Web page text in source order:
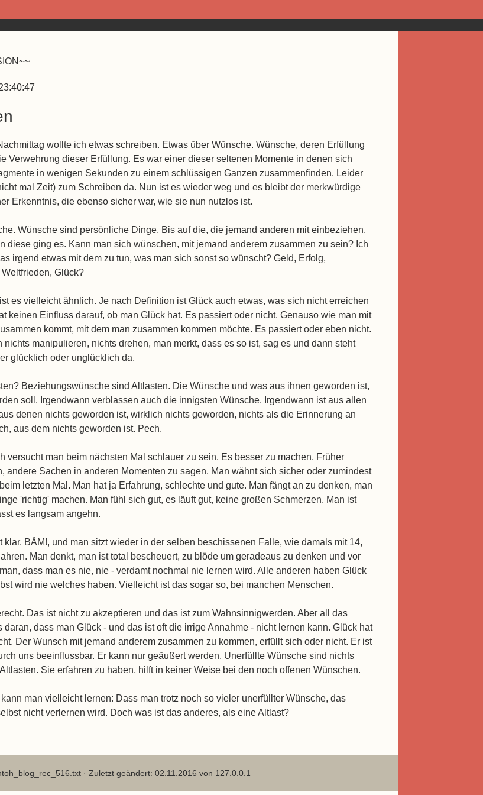
wollte ich etwas schreiben. Etwas über Wünsche. Wünsche, deren Erfüllung
Verwehrung dieser Erfüllung. Es war einer dieser seltenen Momente in denen sich
in wenigen Sekunden zu einem schlüssigen Ganzen zusammenfinden. Leider
mal Zeit) zum Schreiben da. Nun ist es wieder weg und es bleibt der merkwürdige
Erkenntnis, die ebenso sicher war, wie sie nun nutzlos ist.
Wünsche sind persönliche Dinge. Bis auf die, die jemand anderen mit einbeziehen.
diese ging es. Kann man sich wünschen, mit jemand anderem zusammen zu sein? Ich
irgend etwas mit dem zu tun, was man sich sonst so wünscht? Geld, Erfolg,
Glück?
es vielleicht ähnlich. Je nach Definition ist Glück auch etwas, was sich nicht erreichen
keinen Einfluss darauf, ob man Glück hat. Es passiert oder nicht. Genauso wie man mit
kommt, mit dem man zusammen kommen möchte. Es passiert oder eben nicht.
nichts manipulieren, nichts drehen, man merkt, dass es so ist, sag es und dann steht
glücklich oder unglücklich da.
Beziehungswünsche sind Altlasten. Die Wünsche und was aus ihnen geworden ist,
soll. Irgendwann verblassen auch die innigsten Wünsche. Irgendwann ist aus allen
denen nichts geworden ist, wirklich nichts geworden, nichts als die Erinnerung an
aus dem nichts geworden ist. Pech.
versucht man beim nächsten Mal schlauer zu sein. Es besser zu machen. Früher
andere Sachen in anderen Momenten zu sagen. Man wähnt sich sicher oder zumindest
letzten Mal. Man hat ja Erfahrung, schlechte und gute. Man fängt an zu denken, man
'richtig' machen. Man fühl sich gut, es läuft gut, keine großen Schmerzen. Man ist
es langsam angehn.
klar. BÄM!, und man sitzt wieder in der selben beschissenen Falle, wie damals mit 14,
Man denkt, man ist total bescheuert, zu blöde um geradeaus zu denken und vor
dass man es nie, nie - verdamt nochmal nie lernen wird. Alle anderen haben Glück
wird nie welches haben. Vielleicht ist das sogar so, bei manchen Menschen.
Das ist nicht zu akzeptieren und das ist zum Wahnsinnigwerden. Aber all das
daran, dass man Glück - und das ist oft die irrige Annahme - nicht lernen kann. Glück hat
Der Wunsch mit jemand anderem zusammen zu kommen, erfüllt sich oder nicht. Er ist
uns beeinflussbar. Er kann nur geäußert werden. Unerfüllte Wünsche sind nichts
Sie erfahren zu haben, hilft in keiner Weise bei den noch offenen Wünschen.
man vielleicht lernen: Dass man trotz noch so vieler unerfüllter Wünsche, das
nicht verlernen wird. Doch was ist das anderes, als eine Altlast?
· Zuletzt geändert: 02.11.2016 von 127.0.0.1